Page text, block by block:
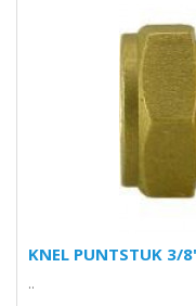
KNEL PUNTSTUK 3/
..